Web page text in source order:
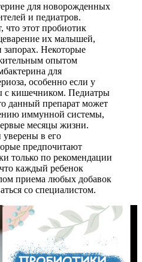
для новорожденных
и педиатров.
этот пробиотик
их малышей,
запорах. Некоторые
опытом
для
особенно если у
с кишечником. Педиатры
данный препарат может
иммунной системы,
месяцы жизни.
уверены в его
предпочитают
только по рекомендации
каждый ребенок
приема любых добавок
со специалистом.